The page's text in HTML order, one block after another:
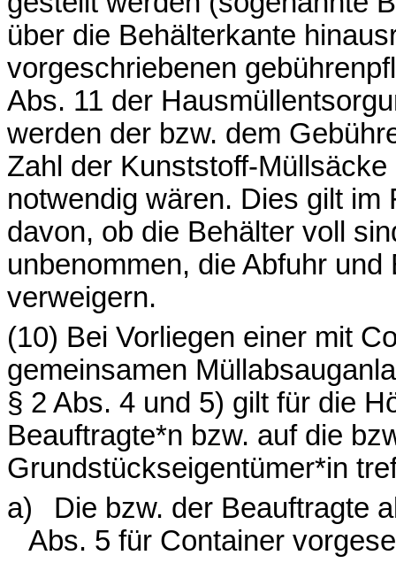
über die Behälterkante
vorgeschriebenen
Abs. 11 der
werden der bzw. dem
Zahl der Kunststoff-
notwendig wären. Dies gilt
davon, ob die Behälter voll
unbenommen, die Abfuhr
verweigern.
(10) Bei Vorliegen einer mit
gemeinsamen
§ 2 Abs. 4 und 5) gilt für die
Beauftragte*n bzw. auf die
Grundstückseigentümer*in
a)
Die bzw. der Beauftragte
Abs. 5 für Container